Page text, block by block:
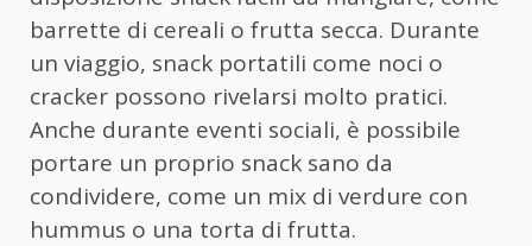
barrette di cereali o frutta secca. Durante
un viaggio, snack portatili come noci o
cracker possono rivelarsi molto pratici.
Anche durante eventi sociali, è possibile
portare un proprio snack sano da
condividere, come un mix di verdure con
hummus o una torta di frutta.